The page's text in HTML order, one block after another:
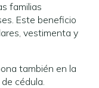
familias
Este beneficio
vestimenta y
también en la
cédula.